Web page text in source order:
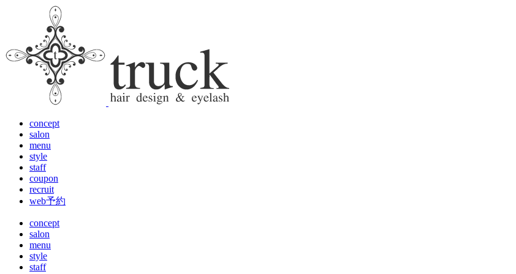
concept
salon
menu
style
staff
coupon
recruit
web予約
concept
salon
menu
style
staff